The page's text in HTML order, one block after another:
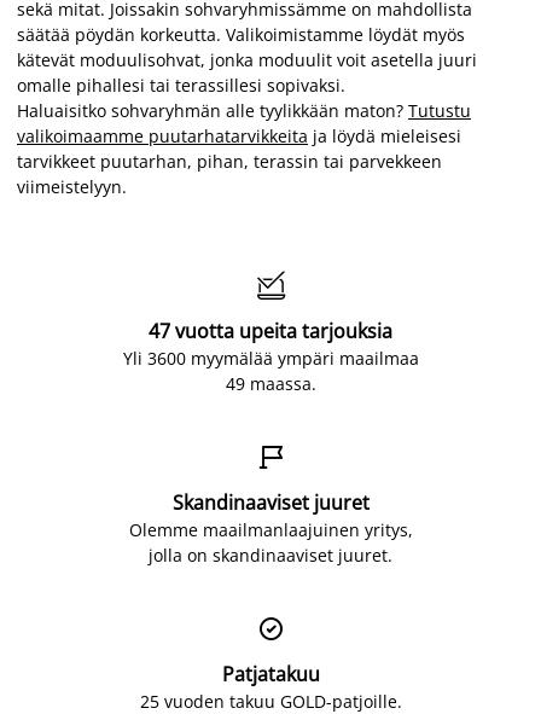
sekä mitat. Joissakin sohvaryhmissämme on mahdollista
säätää pöydän korkeutta. Valikoimistamme löydät myös
kätevät moduulisohvat, jonka moduulit voit asetella juuri
omalle pihallesi tai terassillesi sopivaksi.
Haluaisitko sohvaryhmän alle tyylikkään maton? Tutustu
valikoimaamme puutarhatarvikkeita ja löydä mieleisesi
tarvikkeet puutarhan, pihan, terassin tai parvekkeen
viimeistelyyn.

47 vuotta upeita tarjouksia
Yli 3600 myymälää ympäri maailmaa
49 maassa.

Skandinaaviset juuret
Olemme maailmanlaajuinen yritys,
jolla on skandinaaviset juuret.

Patjatakuu
25 vuoden takuu GOLD-patjoille.